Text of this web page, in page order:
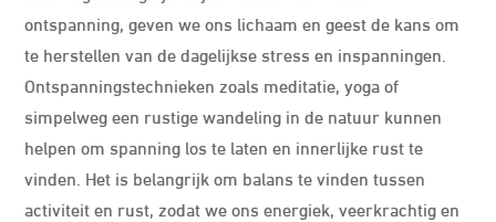
ontspanning, geven we ons lichaam en geest de kans om
te herstellen van de dagelijkse stress en inspanningen.
Ontspanningstechnieken zoals meditatie, yoga of
simpelweg een rustige wandeling in de natuur kunnen
helpen om spanning los te laten en innerlijke rust te
vinden. Het is belangrijk om balans te vinden tussen
activiteit en rust, zodat we ons energiek, veerkrachtig en